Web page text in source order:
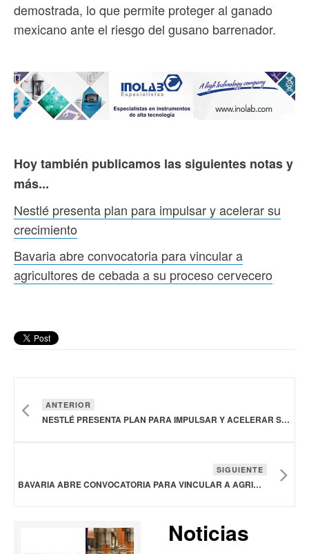
demostrada, lo que permite proteger al ganado
mexicano ante el riesgo del gusano barrenador.
Hoy también publicamos las siguientes notas y
más...
Nestlé presenta plan para impulsar y acelerar su
crecimiento
Bavaria abre convocatoria para vincular a
agricultores de cebada a su proceso cervecero
ANTERIOR
NESTLÉ PRESENTA PLAN PARA IMPULSAR Y ACELERAR SU CRECIMIENTO
SIGUIENTE
BAVARIA ABRE CONVOCATORIA PARA VINCULAR A AGRICULTORES DE CEBADA A SU PROCESO CERVECERO
Noticias